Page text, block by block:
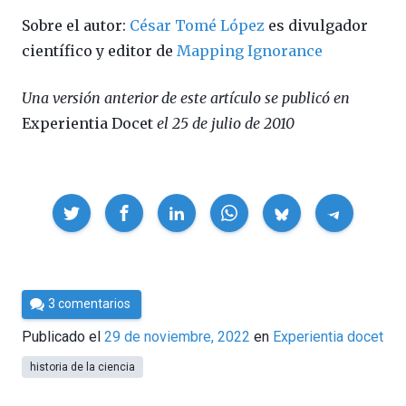
Sobre el autor: César Tomé López es divulgador
científico y editor de Mapping Ignorance
Una versión anterior de este artículo se publicó en
Experientia Docet el 25 de julio de 2010
Compartir
Por
César
Tomé
3 comentarios
Publicado el 29 de noviembre, 2022 en Experientia docet
historia de la ciencia